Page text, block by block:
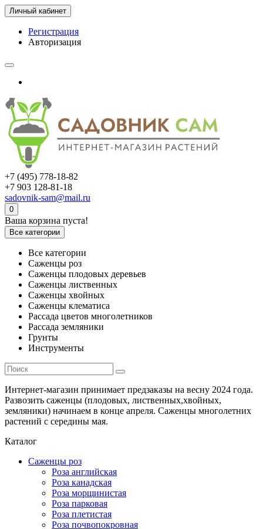
Личный кабинет
Регистрация
Авторизация
+7 (495) 778-18-82
+7 903 128-81-18
sadovnik-sam@mail.ru
0
Ваша корзина пуста!
Все категории
Все категории
Саженцы роз
Саженцы плодовых деревьев
Саженцы лиственных
Саженцы хвойных
Саженцы клематиса
Рассада цветов многолетников
Рассада земляники
Грунты
Инструменты
Интернет-магазин принимает предзаказы на весну 2024 года.
Развозить саженцы (плодовых, лиственных,хвойных,
земляники) начинаем в конце апреля. Саженцы многолетних
растений с середины мая.
Каталог
Саженцы роз
Роза английская
Роза канадская
Роза морщинистая
Роза парковая
Роза плетистая
Роза почвопокровная